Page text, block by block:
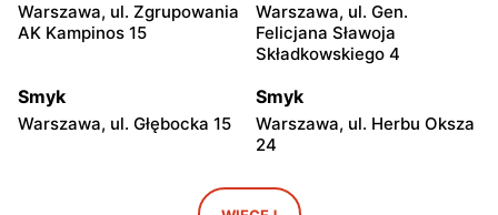
Warszawa, ul. Zgrupowania
AK Kampinos 15
Warszawa, ul. Gen.
Felicjana Sławoja
Składkowskiego 4
Smyk
Warszawa, ul. Głębocka 15
Smyk
Warszawa, ul. Herbu Oksza
24
Smyk